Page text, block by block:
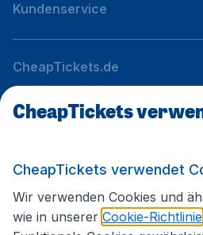
Kundenservice
CheapTickets.de
Internationale Webseiten
Folgen Sie uns:
CheapTickets
CheapTickets verwendet
Wir verwenden Cookies und
wie in unserer Cookie-Richtlinie